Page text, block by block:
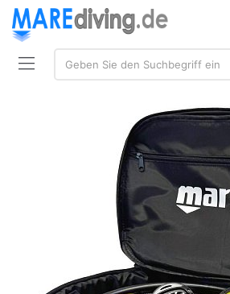
Suche:
Geben Sie den Suchbegriff ein